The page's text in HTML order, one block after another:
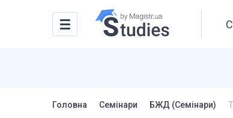
Головна Семінари БЖД (Семінари)